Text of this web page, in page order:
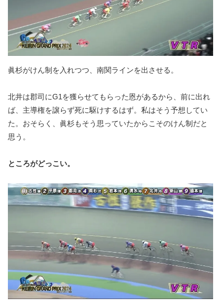
眞杉がけん制を入れつつ、南関ラインを出させる。
北井は郡司にG1を獲らせてもらった恩があるから、前に出れ
ば、主導権を譲らず死に駆けするはず。私はそう予想してい
た。おそらく、眞杉もそう思っていたからこそのけん制だと
思う。
ところがどっこい。